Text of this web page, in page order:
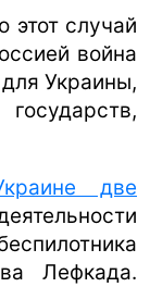
этот случай
война
Украины,
две
Лефкада.